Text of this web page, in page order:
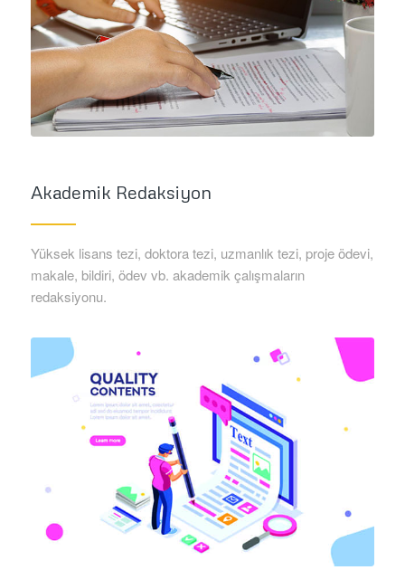
Akademik Redaksiyon
Yüksek lisans tezi, doktora tezi, uzmanlık tezi, proje ödevi,
makale, bildiri, ödev vb. akademik çalışmaların
redaksiyonu.